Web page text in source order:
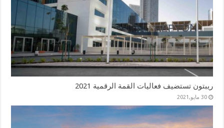
ريبتون تستضيف فعاليات القمة الرقمية 2021
30 مايو,2021